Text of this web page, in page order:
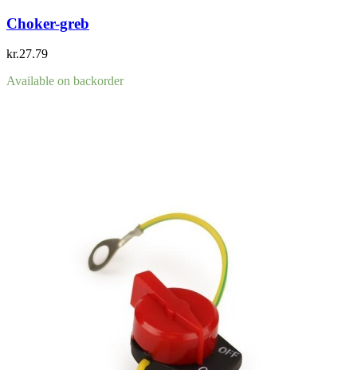
Choker-greb
kr.27.79
Available on backorder